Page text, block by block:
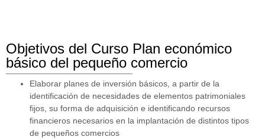
Objetivos del Curso Plan económico
básico del pequeño comercio
Elaborar planes de inversión básicos, a partir de la
identificación de necesidades de elementos patrimoniales
fijos, su forma de adquisición e identificando recursos
financieros necesarios en la implantación de distintos tipos
de pequeños comercios